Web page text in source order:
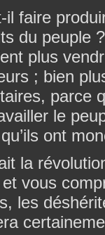
il faire
du peuple
plus
; bien
parce
le
ont
la
vous
les